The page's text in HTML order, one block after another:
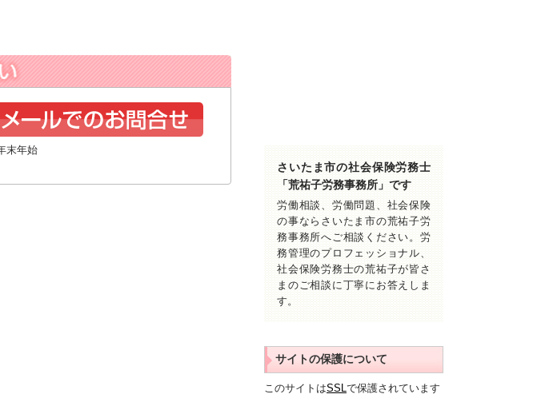
末年始
さいたま市の社会保険労務士
「荒祐子労務事務所」です
労働相談、労働問題、社会保険
の事ならさいたま市の荒祐子労
務事務所へご相談ください。労
務管理のプロフェッショナル、
社会保険労務士の荒祐子が皆さ
まのご相談に丁寧にお答えしま
す。
サイトの保護について
このサイトはSSLで保護されています